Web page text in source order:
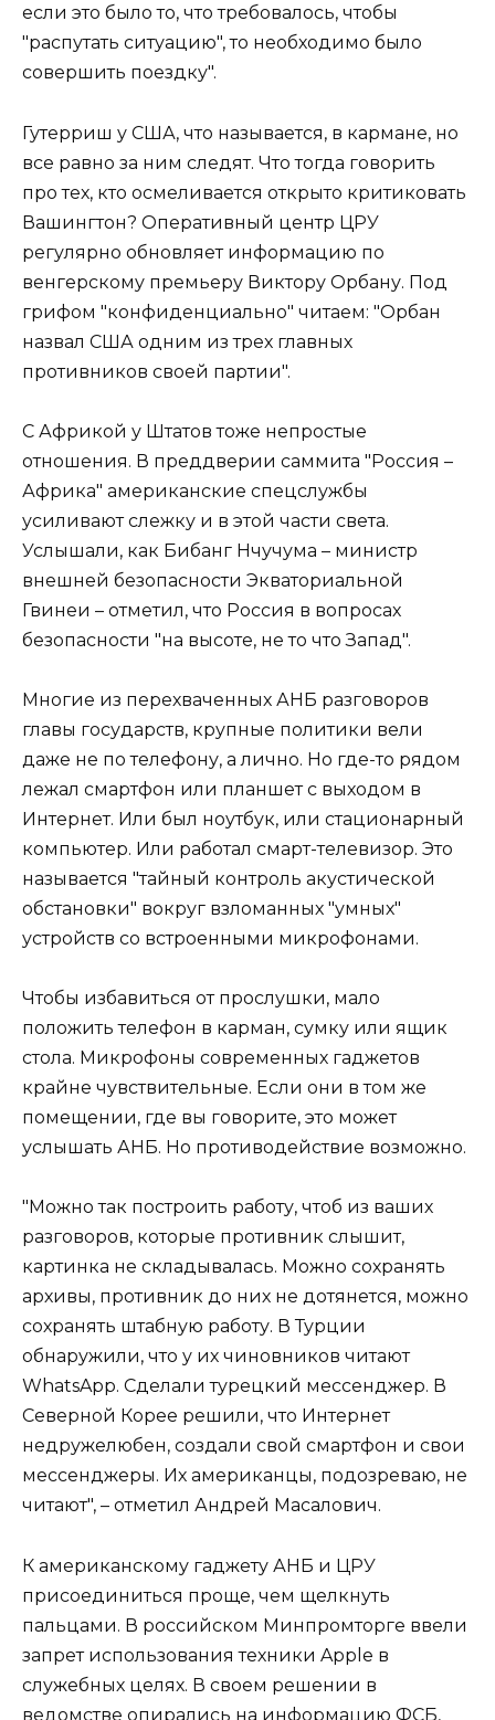
если это было то, что требовалось, чтобы
"распутать ситуацию", то необходимо было
совершить поездку".
Гутерриш у США, что называется, в кармане, но
все равно за ним следят. Что тогда говорить
про тех, кто осмеливается открыто критиковать
Вашингтон? Оперативный центр ЦРУ
регулярно обновляет информацию по
венгерскому премьеру Виктору Орбану. Под
грифом "конфиденциально" читаем: "Орбан
назвал США одним из трех главных
противников своей партии".
С Африкой у Штатов тоже непростые
отношения. В преддверии саммита "Россия –
Африка" американские спецслужбы
усиливают слежку и в этой части света.
Услышали, как Бибанг Нчучума – министр
внешней безопасности Экваториальной
Гвинеи – отметил, что Россия в вопросах
безопасности "на высоте, не то что Запад".
Многие из перехваченных АНБ разговоров
главы государств, крупные политики вели
даже не по телефону, а лично. Но где-то рядом
лежал смартфон или планшет с выходом в
Интернет. Или был ноутбук, или стационарный
компьютер. Или работал смарт-телевизор. Это
называется "тайный контроль акустической
обстановки" вокруг взломанных "умных"
устройств со встроенными микрофонами.
Чтобы избавиться от прослушки, мало
положить телефон в карман, сумку или ящик
стола. Микрофоны современных гаджетов
крайне чувствительные. Если они в том же
помещении, где вы говорите, это может
услышать АНБ. Но противодействие возможно.
"Можно так построить работу, чтоб из ваших
разговоров, которые противник слышит,
картинка не складывалась. Можно сохранять
архивы, противник до них не дотянется, можно
сохранять штабную работу. В Турции
обнаружили, что у их чиновников читают
WhatsApp. Сделали турецкий мессенджер. В
Северной Корее решили, что Интернет
недружелюбен, создали свой смартфон и свои
мессенджеры. Их американцы, подозреваю, не
читают", – отметил Андрей Масалович.
К американскому гаджету АНБ и ЦРУ
присоединиться проще, чем щелкнуть
пальцами. В российском Минпромторге ввели
запрет использования техники Apple в
служебных целях. В своем решении в
ведомстве опирались на информацию ФСБ,